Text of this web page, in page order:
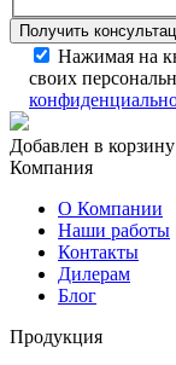
Нажимая на
своих
Добавлен в корзину
Компания
О Компании
Наши работы
Контакты
Дилерам
Блог
Продукция